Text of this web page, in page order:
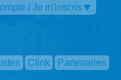
/ Je m'inscris
Clink Partenaires